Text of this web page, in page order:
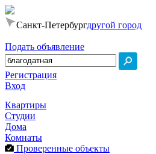
Санкт-Петербургдругой город
Подать объявление
Регистрация
Вход
Квартиры
Студии
Дома
Комнаты
Проверенные объекты